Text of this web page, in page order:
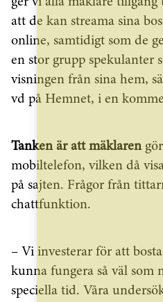
att de kan streama sina
online, samtidigt som de
en stor grupp spekulanter
visningen från sina hem,
vd på Hemnet, i en
Tanken är att mäklarengör
mobiltelefon, vilken då
på sajten. Frågor från
chattfunktion.
– Vi investerar för att
kunna fungera så väl som
speciella tid. Våra